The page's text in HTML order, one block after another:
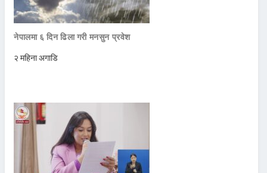
नेपालमा ६ दिन ढिला गरी मनसुन प्रवेश
२ महिना अगाडि